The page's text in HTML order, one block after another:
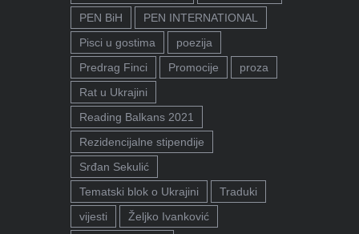
PEN BiH
PEN INTERNATIONAL
Pisci u gostima
poezija
Predrag Finci
Promocije
proza
Rat u Ukrajini
Reading Balkans 2021
Rezidencijalne stipendije
Srđan Sekulić
Tematski blok o Ukrajini
Traduki
vijesti
Željko Ivanković